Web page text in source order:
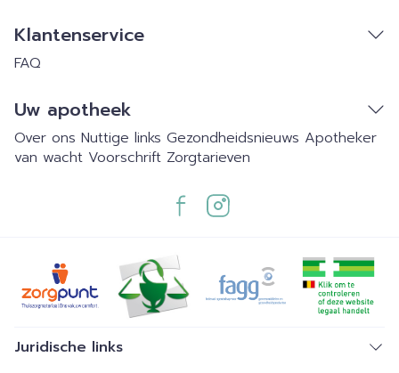
Klantenservice
FAQ
Uw apotheek
Over ons Nuttige links Gezondheidsnieuws Apotheker
van wacht Voorschrift Zorgtarieven
Juridische links